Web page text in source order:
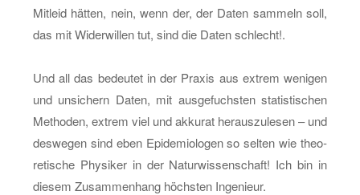
Mit­leid hät­ten, nein, wenn der, der Daten sam­meln soll,
das mit Wi­der­wil­len tut, sind die Daten schlecht!.
Und all das be­deu­tet in der Pra­xis aus ex­trem we­ni­gen
und un­si­chern Daten, mit aus­ge­fuchs­ten sta­tis­ti­schen
Me­tho­den, ex­trem viel und ak­ku­rat her­aus­zu­le­sen – und
des­we­gen sind eben Epi­de­mio­lo­gen so sel­ten wie theo­
re­ti­sche Phy­si­ker in der Na­tur­wis­sen­schaft! Ich bin in
die­sem Zu­sam­men­hang höchs­ten In­ge­nieur.